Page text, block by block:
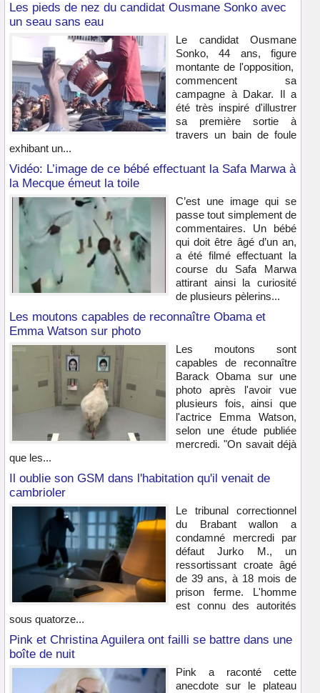
Les pieds de nez du candidat Ousmane Sonko avec
un seau sans eau
Le candidat Ousmane
Sonko, 44 ans, figure
montante de l'opposition,
commencent sa
campagne à Dakar. Il a
été très inspiré d'illustrer
sa première sortie à
travers un bain de foule
exhibant un...
Vidéo: L’image de ce bébé effectuant la Safa Marwa à
la Mecque émeut la toile
C’est une image qui se
passe tout simplement de
commentaires. Un bébé
qui doit être âgé d’un an,
a été filmé effectuant la
course du Safa Marwa
attirant ainsi la curiosité
de plusieurs pèlerins...
Les moutons capables de reconnaître Obama et
Emma Watson sur photo
Les moutons sont
capables de reconnaître
Barack Obama sur une
photo après l'avoir vue
plusieurs fois, ainsi que
l'actrice Emma Watson,
selon une étude publiée
mercredi. "On savait déjà
que les...
Il oublie son GSM dans l'habitation qu'il venait de
cambrioler
Le tribunal correctionnel
du Brabant wallon a
condamné mercredi par
défaut Jurko M., un
ressortissant croate âgé
de 39 ans, à 18 mois de
prison ferme. L'homme
est connu des autorités
sous quatorze...
Pink et Christina Aguilera ont failli se battre dans une
boîte de nuit
Pink a raconté cette
anecdote sur le plateau